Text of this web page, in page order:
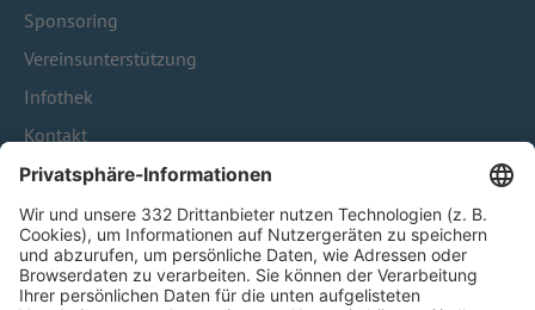
Sponsoring
Vereinsunterstützung
Infothek
Kontakt
HÄUFIG BESUCHTE SEITEN
Pässe und Vereinswechsel
Trainerausbildung